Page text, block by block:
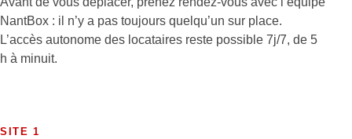
NantBox : il n’y a pas toujours quelqu’un sur place.
L’accès autonome des locataires reste possible 7j/7, de 5
h à minuit.
SITE 1